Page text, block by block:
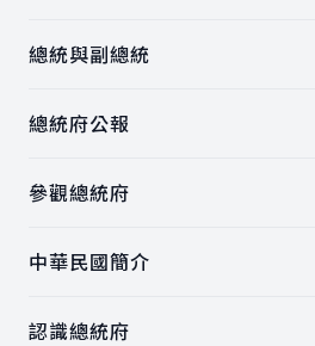
總統與副總統
總統府公報
參觀總統府
中華民國簡介
認識總統府